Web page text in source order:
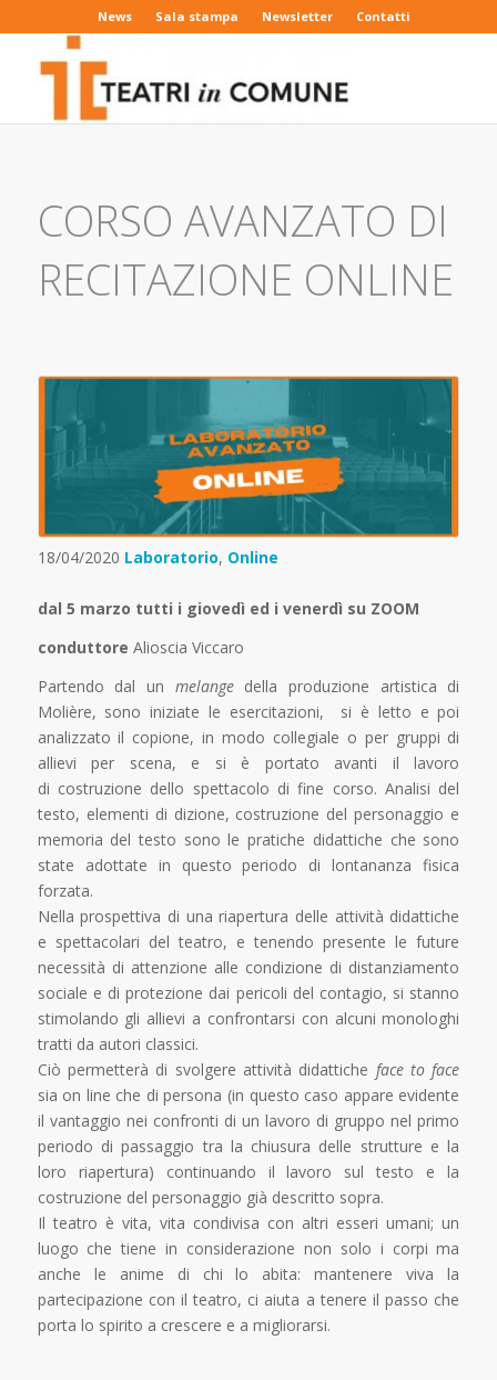
News Sala stampa Newsletter Contatti
CORSO AVANZATO DI
RECITAZIONE ONLINE
18/04/2020 Laboratorio, Online
dal 5 marzo tutti i giovedì ed i venerdì su ZOOM
conduttore Alioscia Viccaro
Partendo dal un melangedella produzione artistica di
Molière, sono iniziate le esercitazioni, si è letto e poi
analizzato il copione, in modo collegiale o per gruppi di
allievi per scena, e si è portato avanti il lavoro
di costruzione dello spettacolo di fine corso. Analisi del
testo, elementi di dizione, costruzione del personaggio e
memoria del testo sono le pratiche didattiche che sono
state adottate in questo periodo di lontananza fisica
forzata.
Nella prospettiva di una riapertura delle attività didattiche
e spettacolari del teatro, e tenendo presente le future
necessità di attenzione alle condizione di distanziamento
sociale e di protezione dai pericoli del contagio, si stanno
stimolando gli allievi a confrontarsi con alcuni monologhi
tratti da autori classici.
Ciò permetterà di svolgere attività didattiche face to face
sia on line che di persona (in questo caso appare evidente
il vantaggio nei confronti di un lavoro di gruppo nel primo
periodo di passaggio tra la chiusura delle strutture e la
loro riapertura) continuando il lavoro sul testo e la
costruzione del personaggio già descritto sopra.
Il teatro è vita, vita condivisa con altri esseri umani; un
luogo che tiene in considerazione non solo i corpi ma
anche le anime di chi lo abita: mantenere viva la
partecipazione con il teatro, ci aiuta a tenere il passo che
porta lo spirito a crescere e a migliorarsi.